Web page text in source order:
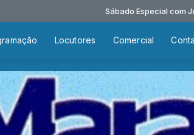
Sábado Especial com Jovani
Locutores Comercial